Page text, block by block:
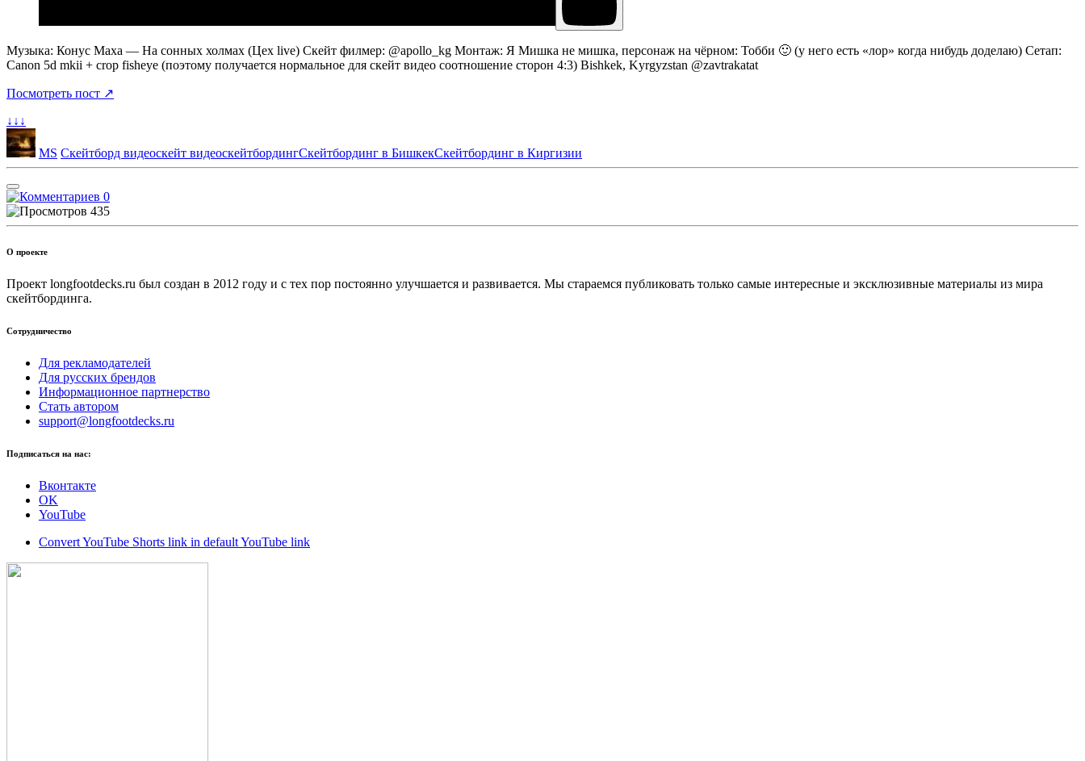
Музыка: Конус Маха — На сонных холмах (Цех live) Скейт филмер: @apollo_kg Монтаж: Я Мишка не мишка, персонаж на чёрном: Тобби 🙂 (у него есть «лор» когда нибудь доделаю) Сетап:
Canon 5d mkii + crop fisheye (поэтому получается нормальное для скейт видео соотношение сторон 4:3) Bishkek, Kyrgyzstan @zavtrakatat
Посмотреть пост ↗
↓↓↓
MS Скейтборд видеоскейт видеоскейтбордингСкейтбординг в БишкекСкейтбординг в Киргизии
0
435
О проекте
Проект longfootdecks.ru был создан в 2012 году и с тех пор постоянно улучшается и развивается. Мы стараемся публиковать только самые интересные и эксклюзивные материалы из мира
скейтбординга.
Сотрудничество
Для рекламодателей
Для русских брендов
Информационное партнерство
Стать автором
support@longfootdecks.ru
Подписаться на нас:
Вконтакте
OK
YouTube
Convert YouTube Shorts link in default YouTube link